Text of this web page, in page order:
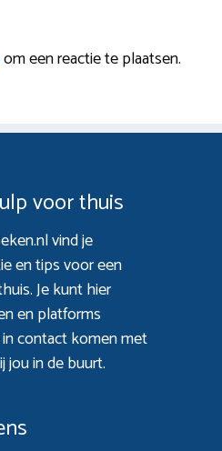
om een reactie te plaatsen.
voor thuis
vind je
en tips voor een
Je kunt hier
en platforms
contact komen met
jou in de buurt.